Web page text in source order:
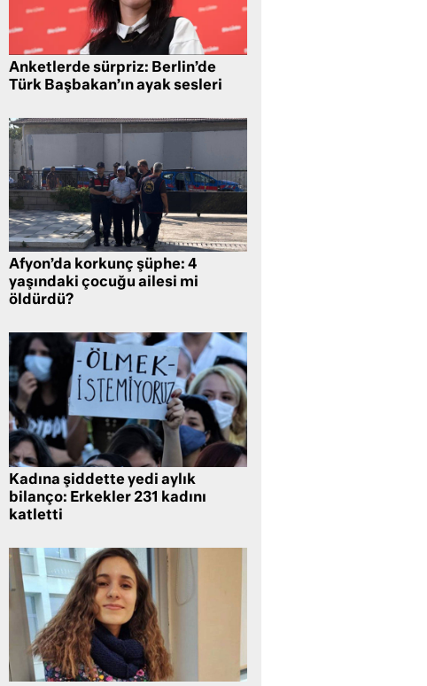
Anketlerde sürpriz: Berlin’de
Türk Başbakan’ın ayak sesleri
Afyon’da korkunç şüphe: 4
yaşındaki çocuğu ailesi mi
öldürdü?
Kadına şiddette yedi aylık
bilanço: Erkekler 231 kadını
katletti